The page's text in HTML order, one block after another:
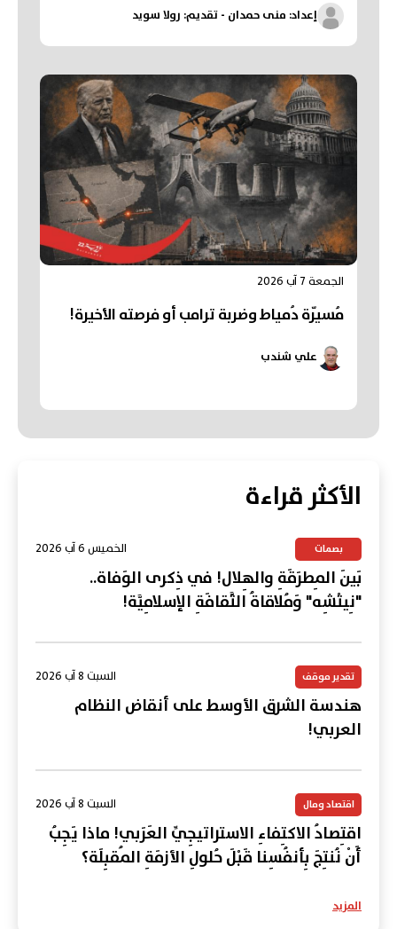
إعداد: منى حمدان - تقديم: رولا سويد
الجمعة 7 آب 2026
مُسيّرة دُمياط وضربة ترامب أو فرصته الأخيرة!
علي شندب
الأكثر قراءة
بصمات الخميس 6 آب 2026
بَينَ المِطرَقَةِ والهِلال! في ذِكرى الوَفاة..
"نِيتْشِه" وَمُلاقاةُ الثَّقافَةِ الإسلامِيَّة!
تقدير موقف السبت 8 آب 2026
هندسة الشرق الأوسط على أنقاض النظام
العربي!
اقتصاد ومال السبت 8 آب 2026
اقتِصادُ الاكتِفاءِ الاستراتيجِيِّ العَرَبي! ماذا يَجِبُ
أَنْ نُنتِجَ بِأنفُسِنا قَبْلَ حُلولِ الأزمَةِ المُقبِلَة؟
المزيد